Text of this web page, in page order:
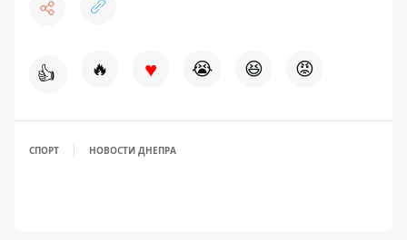
👍 🔥 ♥ 😭 😆 😡
СПОРТ НОВОСТИ ДНЕПРА